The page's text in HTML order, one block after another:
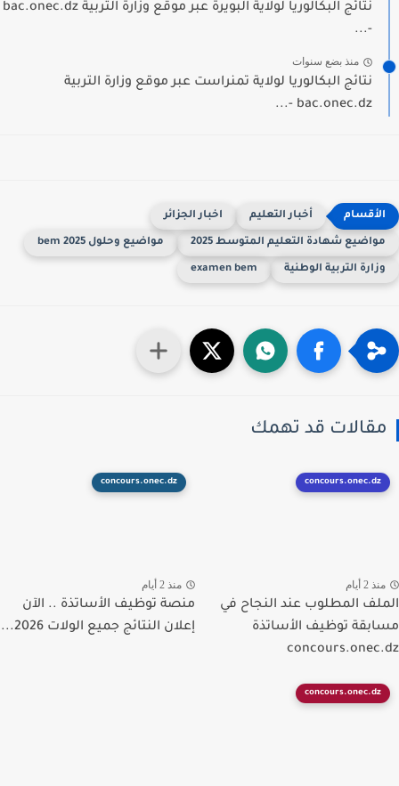
نتائج البكالوريا لولاية البويرة عبر موقع وزارة التربية bac.onec.dz
-...
منذ بضع سنوات
نتائج البكالوريا لولاية تمنراست عبر موقع وزارة التربية
bac.onec.dz -...
أخبار التعليم اخبار الجزائر
شهادة التعليم المتوسط 2025 مواضيع وحلول 2025 bem
التربية الوطنية examen bem
قد تهمك
concours.onec.dz
2 أيام
المطلوب عند النجاح في
توظيف الأساتذة
concours.onec.dz
منذ 2 أيام
منصة توظيف الأساتذة .. الآن
إعلان النتائج جميع الولات 2026...
concours.onec.dz